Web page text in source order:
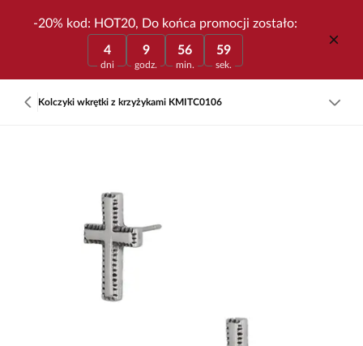
-20% kod: HOT20, Do końca promocji zostało:
4
dni
9
godz.
56
min.
59
sek.
Kolczyki wkrętki z krzyżykami KMITC0106